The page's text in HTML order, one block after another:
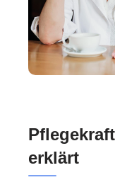
erklärt